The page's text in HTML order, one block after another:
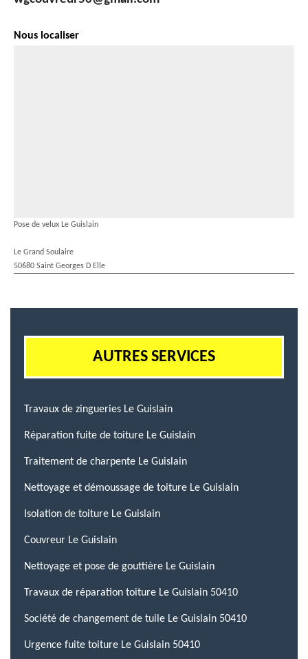
Nous localiser
Pose de velux Le Guislain
Le Grand Soulaire
50680 Saint Georges D Elle
AUTRES SERVICES
Travaux de zingueries Le Guislain
Réparation fuite de toiture Le Guislain
Traitement de charpente Le Guislain
Nettoyage et démoussage de toiture Le Guislain
Isolation de toiture Le Guislain
Couvreur Le Guislain
Nettoyage et pose de gouttière Le Guislain
Travaux de réparation toiture Le Guislain 50410
Société de changement de tuile Le Guislain 50410
Urgence fuite toiture Le Guislain 50410